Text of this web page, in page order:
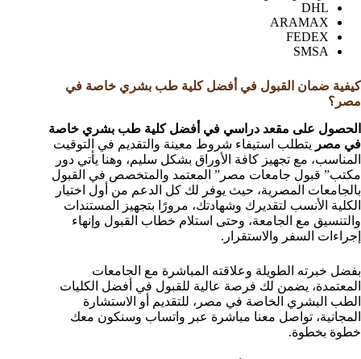
DHL
ARAMAX
FEDEX
SMSA
كيفية ضمان القبول في أفضل كلية طب بشري خاصة في
مصر؟
الحصول على مقعد دراسي في أفضل كلية طب بشري خاصة
في مصر يتطلب استيفاء شروط معينة والتقديم في التوقيت
المناسب، مع تجهيز كافة الأوراق بشكل سليم، وهنا يأتي دور
مكتب” قبول جامعات مصر” المعتمد والمتخصص في القبول
بالجامعات المصرية، حيث يوفر لك كل الدعم من أول اختيار
الكلية الأنسب لتقديرك وشهادتك، مرورًا بتجهيز المستندات
والتنسيق مع الجامعة، وحتى استلام خطاب القبول وإنهاء
إجراءات السفر والاستقرار.
بفضل خبرته الطويلة وعلاقته المباشرة مع الجامعات
المعتمدة، يضمن لك فرصة عالية للقبول في أفضل الكليات
الطب البشري الخاصة في مصر، للتقديم أو الاستشارة
المجانية، تواصل معنا مباشرة عبر واتساب وسنكون معك
خطوة بخطوة.